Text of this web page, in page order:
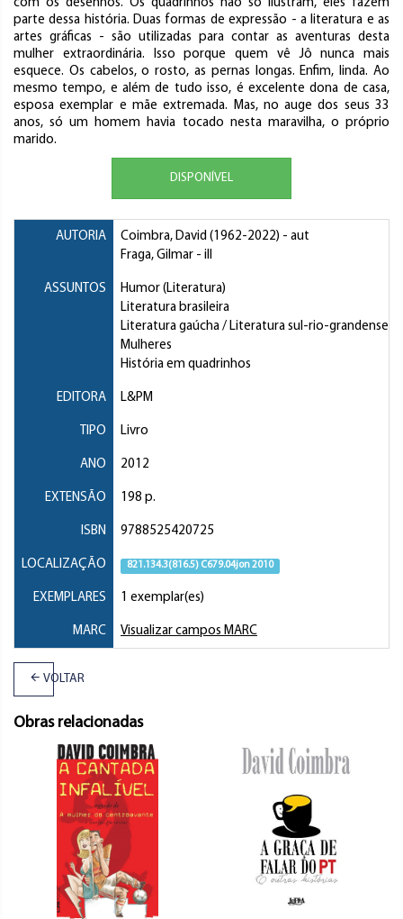
com os desenhos. Os quadrinhos não só ilustram, eles fazem
parte dessa história. Duas formas de expressão - a literatura e as
artes gráficas - são utilizadas para contar as aventuras desta
mulher extraordinária. Isso porque quem vê Jô nunca mais
esquece. Os cabelos, o rosto, as pernas longas. Enfim, linda. Ao
mesmo tempo, e além de tudo isso, é excelente dona de casa,
esposa exemplar e mãe extremada. Mas, no auge dos seus 33
anos, só um homem havia tocado nesta maravilha, o próprio
marido.
DISPONÍVEL
AUTORIA Coimbra, David (1962-2022) - aut
Fraga, Gilmar - ill
ASSUNTOS
Humor (Literatura)
Literatura brasileira
Literatura gaúcha / Literatura sul-rio-grandense
Mulheres
História em quadrinhos
EDITORA L&PM
TIPO Livro
ANO 2012
EXTENSÃO 198 p.
ISBN 9788525420725
LOCALIZAÇÃO 821.134.3(816.5) C679.04jon 2010
EXEMPLARES 1 exemplar(es)
MARC Visualizar campos MARC
VOLTAR
Obras relacionadas